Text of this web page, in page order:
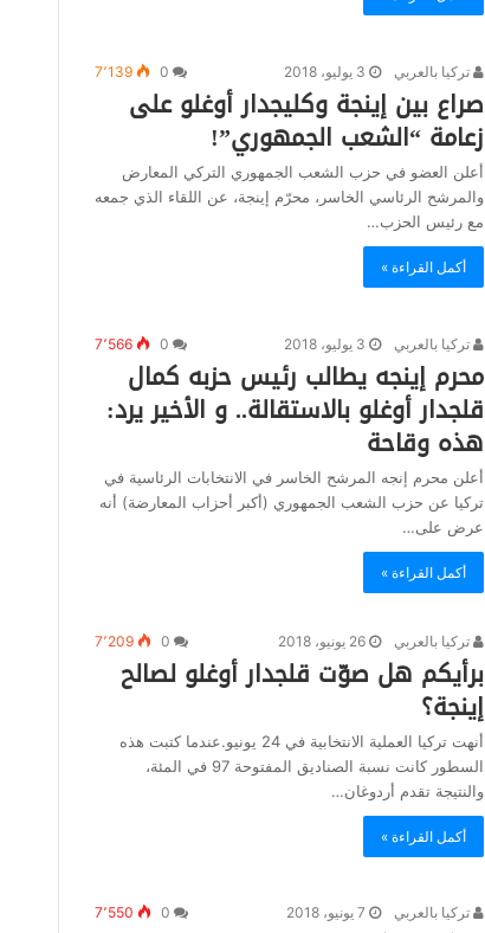
تركيا بالعربي 3 يوليو، 2018 7٬139
صراع بين إينجة وكليجدار أوغلو على
زعامة “الشعب الجمهوري”!
أعلن العضو في حزب الشعب الجمهوري التركي المعارض
والمرشح الرئاسي الخاسر، محرّم إينجة، عن اللقاء الذي جمعه
مع رئيس الحزب…
أكمل القراءة »
تركيا بالعربي 3 يوليو، 2018 7٬566
محرم إينجه يطالب رئيس حزبه كمال
قلجدار أوغلو بالاستقالة.. و الأخير يرد:
هذه وقاحة
أعلن محرم إنجه المرشح الخاسر في الانتخابات الرئاسية في
تركيا عن حزب الشعب الجمهوري (أكبر أحزاب المعارضة) أنه
عرض على…
أكمل القراءة »
تركيا بالعربي 26 يونيو، 2018 7٬209
برأيكم هل صوّت قلجدار أوغلو لصالح
إينجة؟
أنهت تركيا العملية الانتخابية في 24 يونيو.عندما كتبت هذه
السطور كانت نسبة الصناديق المفتوحة 97 في المئة،
والنتيجة تقدم أردوغان…
أكمل القراءة »
تركيا بالعربي 7 يونيو، 2018 7٬550